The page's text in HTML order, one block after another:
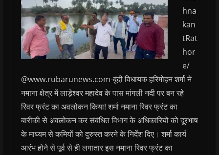
hna
kan
tRat
hor
e/
@www.rubarunews.com-बूंदी विधायक हरिमोहन शर्मा ने
नमाना क्षेत्र में लाड़ेश्वर महादेव के पास मांगली नदी पर बन रहे
रिवर फ्रंट का अवलोकन किया! शर्मा नमाना रिवर फ्रंट का
बारीकी से अवलोकन कर संबंधित विभाग के अधिकारियों को दूरभाष
के माध्यम से कमियों को दुरुस्त करने के निर्देश दिए। शर्मा कार्य
आरंभ होने से पूर्व से ही लगातार इस नमाना रिवर फ्रंट का